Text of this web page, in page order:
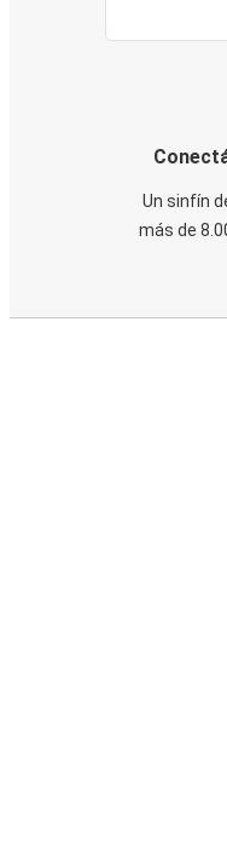
Un sinfín
más de